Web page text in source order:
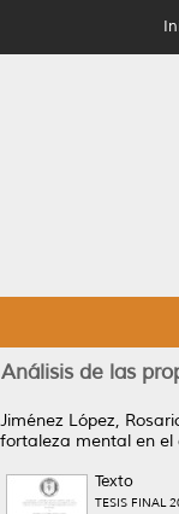
Análisis de las
Jiménez López,
fortaleza mental en el
Texto
TESIS FINAL